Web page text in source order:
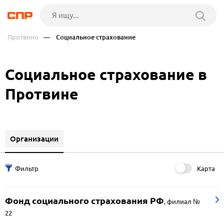
Протвино — Социальное страхование
Социальное страхование в
Протвине
Организации
Карта
Фонд социального страхования РФ,филиал №
22